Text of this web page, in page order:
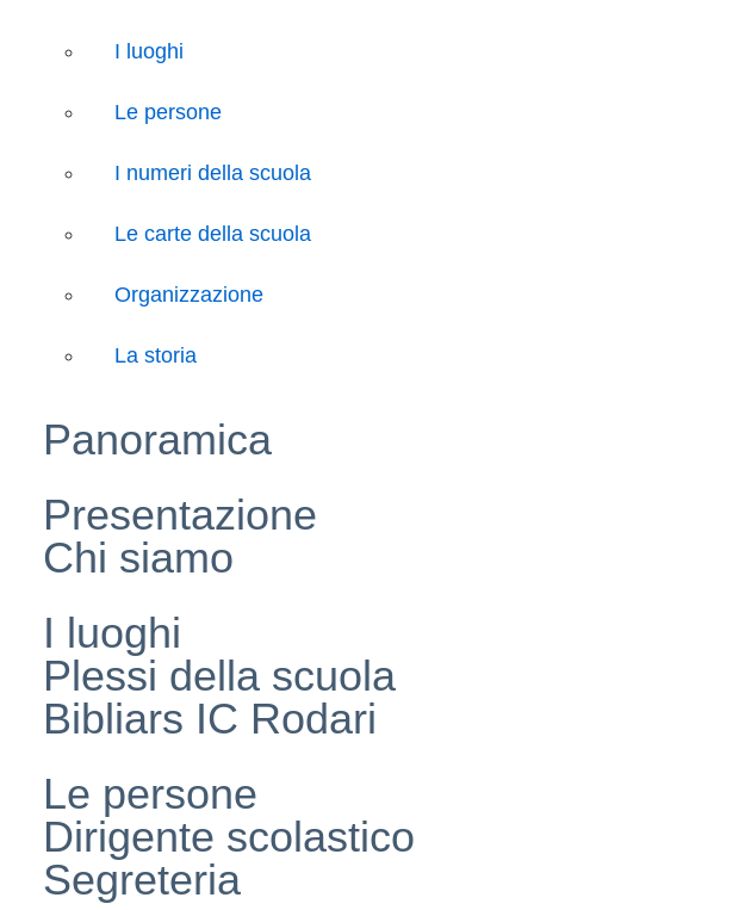
I luoghi
Le persone
I numeri della scuola
Le carte della scuola
Organizzazione
La storia
Panoramica
Presentazione
Chi siamo
I luoghi
Plessi della scuola
Bibliars IC Rodari
Le persone
Dirigente scolastico
Segreteria